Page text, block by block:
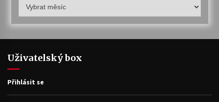
archiv
Uživatelský box
Přihlásit se